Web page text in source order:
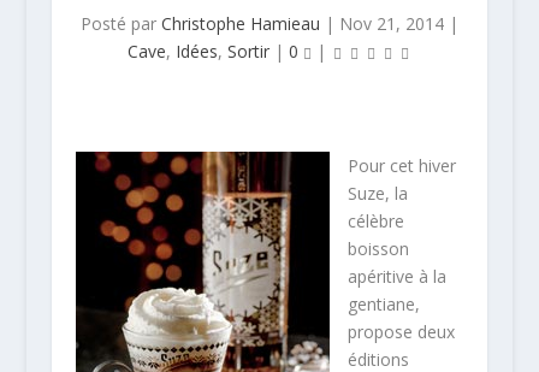
Posté par Christophe Hamieau | Nov 21, 2014|
Cave, Idées,Sortir |0 |
Pour cet hiver
Suze, la
célèbre
boisson
apéritive à la
gentiane,
propose deux
éditions